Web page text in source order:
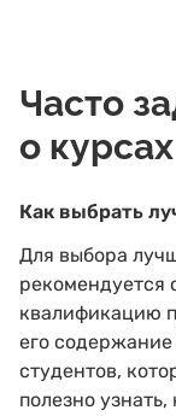
Часто
о
Как выбрать
Для выбора
рекомендуется
квалификацию
его
студентов,
полезно